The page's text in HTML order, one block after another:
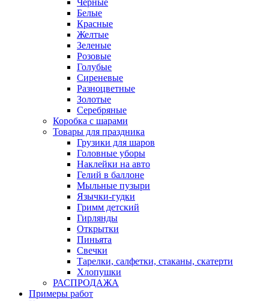
Черные
Белые
Красные
Желтые
Зеленые
Розовые
Голубые
Сиреневые
Разноцветные
Золотые
Серебряные
Коробка с шарами
Товары для праздника
Грузики для шаров
Головные уборы
Наклейки на авто
Гелий в баллоне
Мыльные пузыри
Язычки-гудки
Гримм детский
Гирлянды
Открытки
Пиньята
Свечки
Тарелки, салфетки, стаканы, скатерти
Хлопушки
РАСПРОДАЖА
Примеры работ